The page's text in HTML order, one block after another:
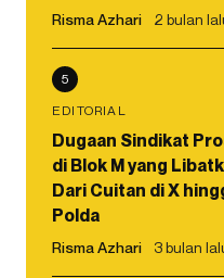
Risma Azhari 2 bulan
5
EDITORIAL
Dugaan Sindikat
di Blok M yang
Dari Cuitan di X
Polda
Risma Azhari 3 bulan